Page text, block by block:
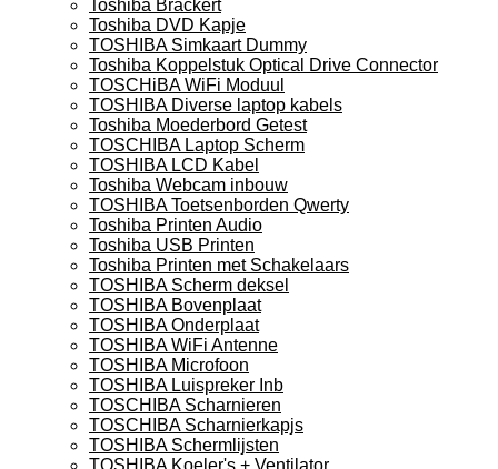
Toshiba Brackert
Toshiba DVD Kapje
TOSHIBA Simkaart Dummy
Toshiba Koppelstuk Optical Drive Connector
TOSCHiBA WiFi Moduul
TOSHIBA Diverse laptop kabels
Toshiba Moederbord Getest
TOSCHIBA Laptop Scherm
TOSHIBA LCD Kabel
Toshiba Webcam inbouw
TOSHIBA Toetsenborden Qwerty
Toshiba Printen Audio
Toshiba USB Printen
Toshiba Printen met Schakelaars
TOSHIBA Scherm deksel
TOSHIBA Bovenplaat
TOSHIBA Onderplaat
TOSHIBA WiFi Antenne
TOSHIBA Microfoon
TOSHIBA Luispreker Inb
TOSCHIBA Scharnieren
TOSCHIBA Scharnierkapjs
TOSHIBA Schermlijsten
TOSHIBA Koeler's + Ventilator